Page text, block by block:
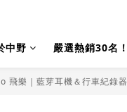
中野 嚴選熱銷30名！
飛樂｜藍芽耳機＆行車紀錄器